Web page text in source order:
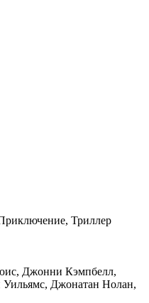
, Триллер
, Джонни Кэмпбелл,
Уильямс, Джонатан Нолан,